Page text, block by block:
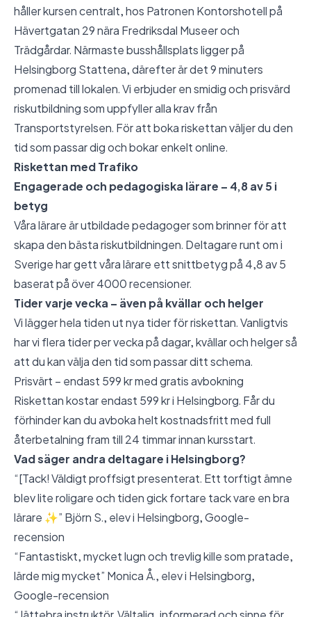
håller kursen centralt, hos Patronen Kontorshotell på
Hävertgatan 29 nära Fredriksdal Museer och
Trädgårdar. Närmaste busshållsplats ligger på
Helsingborg Stattena, därefter är det 9 minuters
promenad till lokalen. Vi erbjuder en smidig och prisvärd
riskutbildning som uppfyller alla krav från
Transportstyrelsen. För att boka riskettan väljer du den
tid som passar dig och bokar enkelt online.
Riskettan med Trafiko
Engagerade och pedagogiska lärare – 4,8 av 5 i
betyg
Våra lärare är utbildade pedagoger som brinner för att
skapa den bästa riskutbildningen. Deltagare runt om i
Sverige har gett våra lärare ett snittbetyg på 4,8 av 5
baserat på över 4000 recensioner.
Tider varje vecka – även på kvällar och helger
Vi lägger hela tiden ut nya tider för riskettan. Vanligtvis
har vi flera tider per vecka på dagar, kvällar och helger så
att du kan välja den tid som passar ditt schema.
Prisvärt – endast 599 kr med gratis avbokning
Riskettan kostar endast 599 kr i Helsingborg. Får du
förhinder kan du avboka helt kostnadsfritt med full
återbetalning fram till 24 timmar innan kursstart.
Vad säger andra deltagare i Helsingborg?
“[Tack! Väldigt proffsigt presenterat. Ett torftigt ämne
blev lite roligare och tiden gick fortare tack vare en bra
lärare ✨” Björn S., elev i Helsingborg,Google-
recension
“Fantastiskt, mycket lugn och trevlig kille som pratade,
lärde mig mycket” Monica Å., elev i Helsingborg,
Google-recension